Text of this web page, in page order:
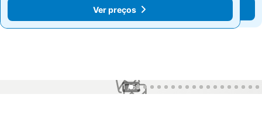
Ver preços
Ver preços
1 / 56